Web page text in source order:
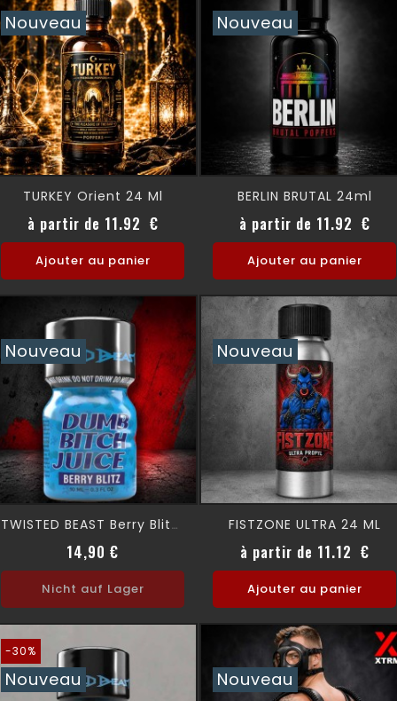
Nouveau
TURKEY Orient 24 Ml
à partir de 11.92 €Prix
Ajouter au panier
Nouveau
BERLIN BRUTAL 24ml
à partir de 11.92 €Prix
Ajouter au panier
Nouveau
TWISTED BEAST Berry Blitz 10ml
14,90 €
Nicht auf Lager
Nouveau
FISTZONE ULTRA 24 ML
à partir de 11.12 €Prix
Ajouter au panier
-30%
Nouveau Nouveau